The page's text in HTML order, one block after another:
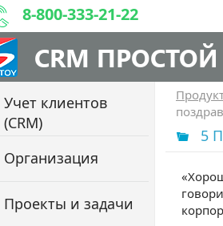
8-800-333-21-22
CRM
Учет клиентов
(CRM)
Организация
Проекты и задачи
5